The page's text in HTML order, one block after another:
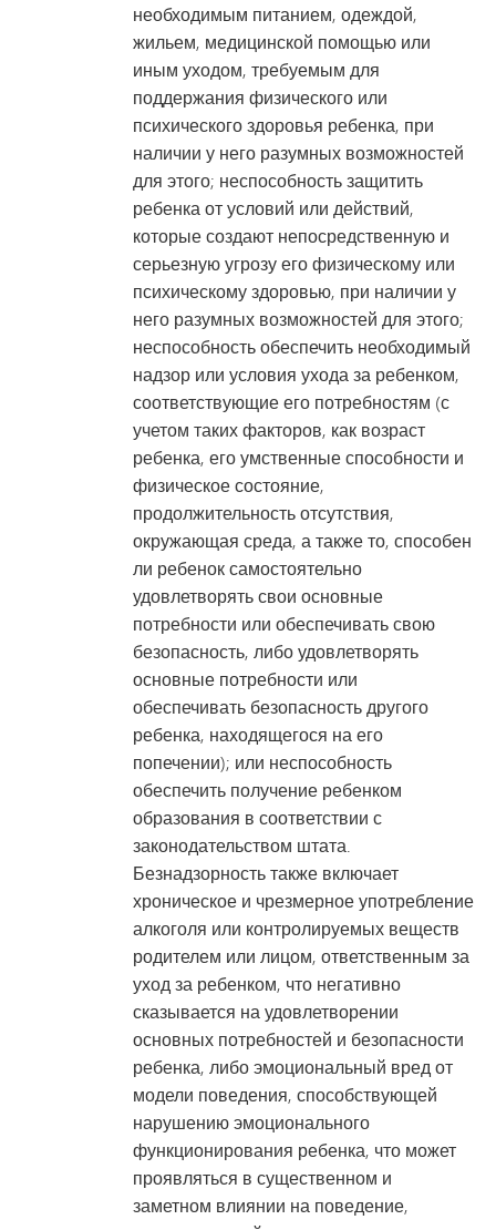
необходимым питанием, одеждой,
жильем, медицинской помощью или
иным уходом, требуемым для
поддержания физического или
психического здоровья ребенка, при
наличии у него разумных возможностей
для этого; неспособность защитить
ребенка от условий или действий,
которые создают непосредственную и
серьезную угрозу его физическому или
психическому здоровью, при наличии у
него разумных возможностей для этого;
неспособность обеспечить необходимый
надзор или условия ухода за ребенком,
соответствующие его потребностям (с
учетом таких факторов, как возраст
ребенка, его умственные способности и
физическое состояние,
продолжительность отсутствия,
окружающая среда, а также то, способен
ли ребенок самостоятельно
удовлетворять свои основные
потребности или обеспечивать свою
безопасность, либо удовлетворять
основные потребности или
обеспечивать безопасность другого
ребенка, находящегося на его
попечении); или неспособность
обеспечить получение ребенком
образования в соответствии с
законодательством штата.
Безнадзорность также включает
хроническое и чрезмерное употребление
алкоголя или контролируемых веществ
родителем или лицом, ответственным за
уход за ребенком, что негативно
сказывается на удовлетворении
основных потребностей и безопасности
ребенка, либо эмоциональный вред от
модели поведения, способствующей
нарушению эмоционального
функционирования ребенка, что может
проявляться в существенном и
заметном влиянии на поведение,